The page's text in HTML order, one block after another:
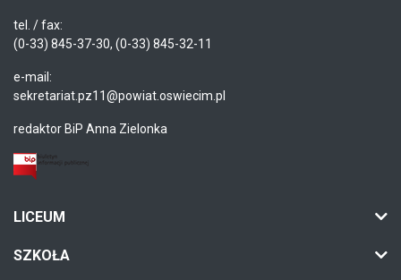
tel. / fax:
(0-33) 845-37-30, (0-33) 845-32-11
e-mail:
sekretariat.pz11@powiat.oswiecim.pl
redaktor BiP Anna Zielonka
LICEUM
SZKOŁA